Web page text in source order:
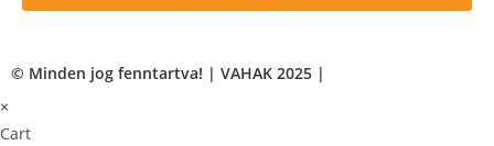
© Minden jog fenntartva! | VAHAK 2025 |
×
Cart